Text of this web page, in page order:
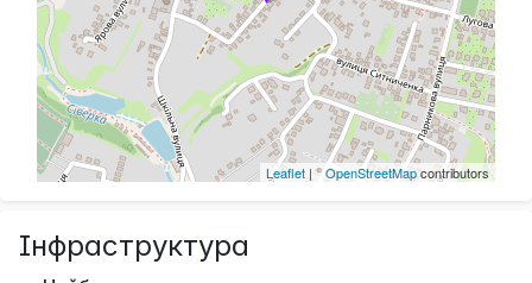
Leaflet | ©OpenStreetMapcontributors
Інфраструктура